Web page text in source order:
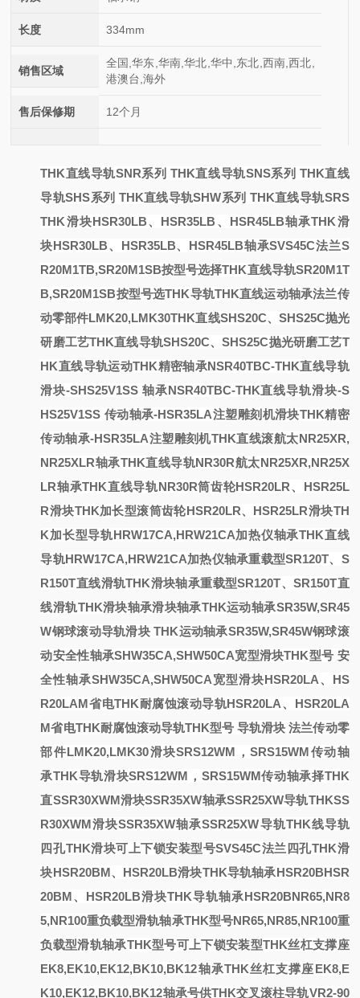
长度 334mm
销售区域
全国,华东,华南,华北,华中,东北,西南,西北,
港澳台,海外
售后保修期 12个月
THK直线导轨SNR系列 THK直线导轨SNS系列 THK直线
导轨SHS系列 THK直线导轨SHW系列 THK直线导轨SRS
THK滑块HSR30LB、HSR35LB、HSR45LB轴承THK滑
块HSR30LB、HSR35LB、HSR45LB轴承SVS45C法兰S
R20M1TB,SR20M1SB按型号选择THK直线导轨SR20M1T
B,SR20M1SB按型号选THK导轨THK直线运动轴承法兰传
动零部件LMK20,LMK30THK直线SHS20C、SHS25C抛光
研磨工艺THK直线导轨SHS20C、SHS25C抛光研磨工艺T
HK直线导轨运动THK精密轴承NSR40TBC-THK直线导轨
滑块-SHS25V1SS 轴承NSR40TBC-THK直线导轨滑块-S
HS25V1SS 传动轴承-HSR35LA注塑雕刻机滑块THK精密
传动轴承-HSR35LA注塑雕刻机THK直线滚航太NR25XR,
NR25XLR轴承THK直线导轨NR30R航太NR25XR,NR25X
LR轴承THK直线导轨NR30R筒齿轮HSR20LR、HSR25L
R滑块THK加长型滚筒齿轮HSR20LR、HSR25LR滑块TH
K加长型导轨HRW17CA,HRW21CA加热仪轴承THK直线
导轨HRW17CA,HRW21CA加热仪轴承重载型SR120T、S
R150T直线滑轨THK滑块轴承重载型SR120T、SR150T直
线滑轨THK滑块轴承滑块轴承THK运动轴承SR35W,SR45
W钢球滚动导轨滑块 THK运动轴承SR35W,SR45W钢球滚
动安全性轴承SHW35CA,SHW50CA宽型滑块THK型号 安
全性轴承SHW35CA,SHW50CA宽型滑块HSR20LA、HS
R20LAM省电THK耐腐蚀滚动导轨HSR20LA、HSR20LA
M省电THK耐腐蚀滚动导轨THK型号 导轨滑块 法兰传动零
部件LMK20,LMK30滑块SRS12WM，SRS15WM传动轴
承THK导轨滑块SRS12WM，SRS15WM传动轴承择THK
直SSR30XWM滑块SSR35XW轴承SSR25XW导轨THKSS
R30XWM滑块SSR35XW轴承SSR25XW导轨THK线导轨
四孔THK滑块可上下锁安装型号SVS45C法兰四孔THK滑
块HSR20BM、HSR20LB滑块THK导轨轴承HSR20BHSR
20BM、HSR20LB滑块THK导轨轴承HSR20BNR65,NR8
5,NR100重负载型滑轨轴承THK型号NR65,NR85,NR100重
负载型滑轨轴承THK型号可上下锁安装型THK丝杠支撑座
EK8,EK10,EK12,BK10,BK12轴承THK丝杠支撑座EK8,E
K10,EK12,BK10,BK12轴承号供THK交叉滚柱导轨VR2-90